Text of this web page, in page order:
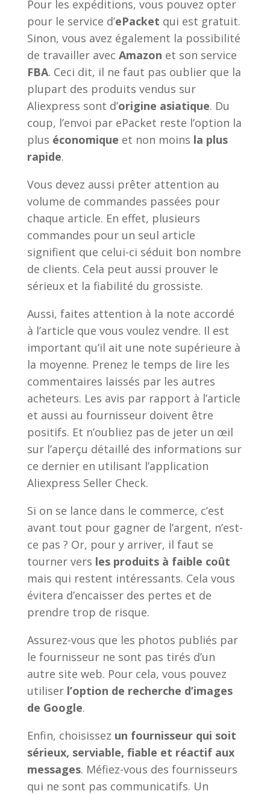
Pour les expéditions, vous pouvez opter
pour le service d’ePacket qui est gratuit.
Sinon, vous avez également la possibilité
de travailler avec Amazon et son service
FBA. Ceci dit, il ne faut pas oublier que la
plupart des produits vendus sur
Aliexpress sont d’origine asiatique. Du
coup, l’envoi par ePacket reste l’option la
plus économique et non moins la plus
rapide.
Vous devez aussi prêter attention au
volume de commandes passées pour
chaque article. En effet, plusieurs
commandes pour un seul article
signifient que celui-ci séduit bon nombre
de clients. Cela peut aussi prouver le
sérieux et la fiabilité du grossiste.
Aussi, faites attention à la note accordé
à l’article que vous voulez vendre. Il est
important qu’il ait une note supérieure à
la moyenne. Prenez le temps de lire les
commentaires laissés par les autres
acheteurs. Les avis par rapport à l’article
et aussi au fournisseur doivent être
positifs. Et n’oubliez pas de jeter un œil
sur l’aperçu détaillé des informations sur
ce dernier en utilisant l’application
Aliexpress Seller Check.
Si on se lance dans le commerce, c’est
avant tout pour gagner de l’argent, n’est-
ce pas ? Or, pour y arriver, il faut se
tourner vers les produits à faible coût
mais qui restent intéressants. Cela vous
évitera d’encaisser des pertes et de
prendre trop de risque.
Assurez-vous que les photos publiés par
le fournisseur ne sont pas tirés d’un
autre site web. Pour cela, vous pouvez
utiliser l’option de recherche d’images
de Google.
Enfin, choisissez un fournisseur qui soit
sérieux, serviable, fiable et réactif aux
messages. Méfiez-vous des fournisseurs
qui ne sont pas communicatifs. Un